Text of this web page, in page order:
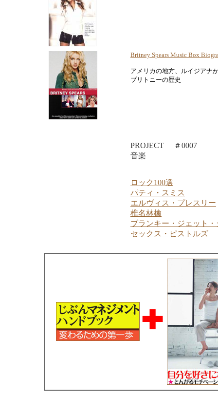
Britney Spears Music Box
アメリカの地方、ルイジアナ
ブリトニーの歴史
PROJECT ＃0007
音楽
ロック100選
パティ・スミス
エルヴィス・プレスリー
椎名林檎
ブランキー・ジェット・
セックス・ピストルズ